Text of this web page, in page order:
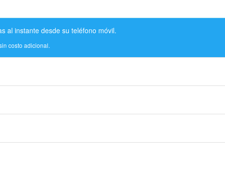
al instante desde su teléfono móvil.
costo adicional.